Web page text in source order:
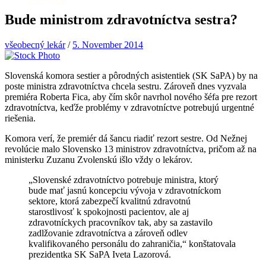
Bude ministrom zdravotníctva sestra?
všeobecný lekár/ 5. November 2014
Slovenská komora sestier a pôrodných asistentiek (SK SaPA) by na
poste ministra zdravotníctva chcela sestru. Zároveň dnes vyzvala
premiéra Roberta Fica, aby čím skôr navrhol nového šéfa pre rezort
zdravotníctva, keďže problémy v zdravotníctve potrebujú urgentné
riešenia.
Komora verí, že premiér dá šancu riadiť rezort sestre. Od Nežnej
revolúcie malo Slovensko 13 ministrov zdravotníctva, pričom až na
ministerku Zuzanu Zvolenskú išlo vždy o lekárov.
„Slovenské zdravotníctvo potrebuje ministra, ktorý
bude mať jasnú koncepciu vývoja v zdravotníckom
sektore, ktorá zabezpečí kvalitnú zdravotnú
starostlivosť k spokojnosti pacientov, ale aj
zdravotníckych pracovníkov tak, aby sa zastavilo
zadlžovanie zdravotníctva a zároveň odlev
kvalifikovaného personálu do zahraničia,“ konštatovala
prezidentka SK SaPA Iveta Lazorová.